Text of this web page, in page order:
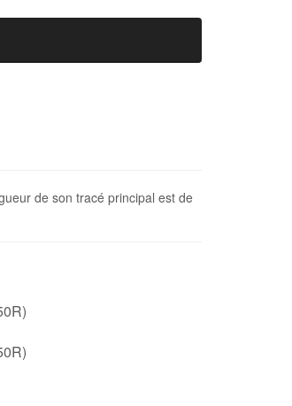
de son tracé principal est de